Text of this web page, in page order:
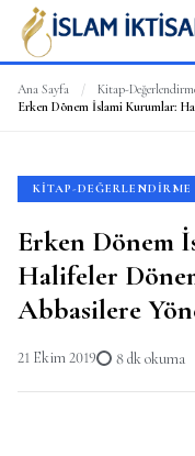
Ana Sayfa / Kitap-
KITAP-DEĞERLENDIRME
Erken Dönem
Halifeler
Abbasilere
21 Ekim 2019 8 dk okuma